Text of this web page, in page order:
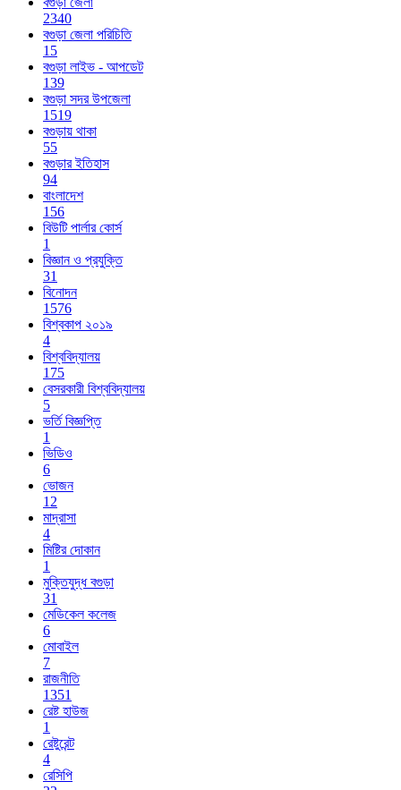
2340
বগুড়া জেলা পরিচিতি
15
বগুড়া লাইভ - আপডেট
139
বগুড়া সদর উপজেলা
1519
বগুড়ায় থাকা
55
বগুড়ার ইতিহাস
94
বাংলাদেশ
156
বিউটি পার্লার কোর্স
1
বিজ্ঞান ও প্রযুক্তি
31
বিনোদন
1576
বিশ্বকাপ ২০১৯
4
বিশ্ববিদ্যালয়
175
বেসরকারী বিশ্ববিদ্যালয়
5
ভর্তি বিজ্ঞপ্তি
1
ভিডিও
6
ভোজন
12
মাদ্রাসা
4
মিষ্টির দোকান
1
মুক্তিযুদ্ধ বগুড়া
31
মেডিকেল কলেজ
6
মোবাইল
7
রাজনীতি
1351
রেষ্ট হাউজ
1
রেষ্টুরেন্ট
4
রেসিপি